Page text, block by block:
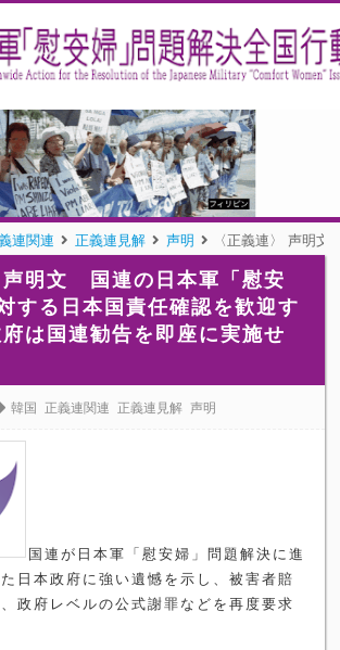
連関連 正義連見解 声明 〈正義連〉 声明
声明文 国連の日本軍「慰安
する日本国責任確認を歓迎す
は国連勧告を即座に実施せ
韓国 正義連関連 正義連見解 声明
国連が日本軍「慰安婦」問題解決に進
日本政府に強い遺憾を示し、被害者賠
政府レベルの公式謝罪などを再度要求